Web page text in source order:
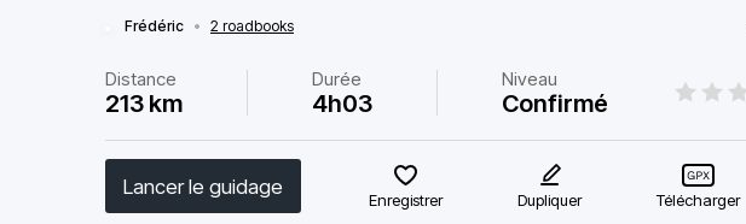
Frédéric • 2 roadbooks
Distance
213 km
Durée
4h03
Niveau
Confirmé
Lancer le guidage
Enregistrer Dupliquer Télécharger